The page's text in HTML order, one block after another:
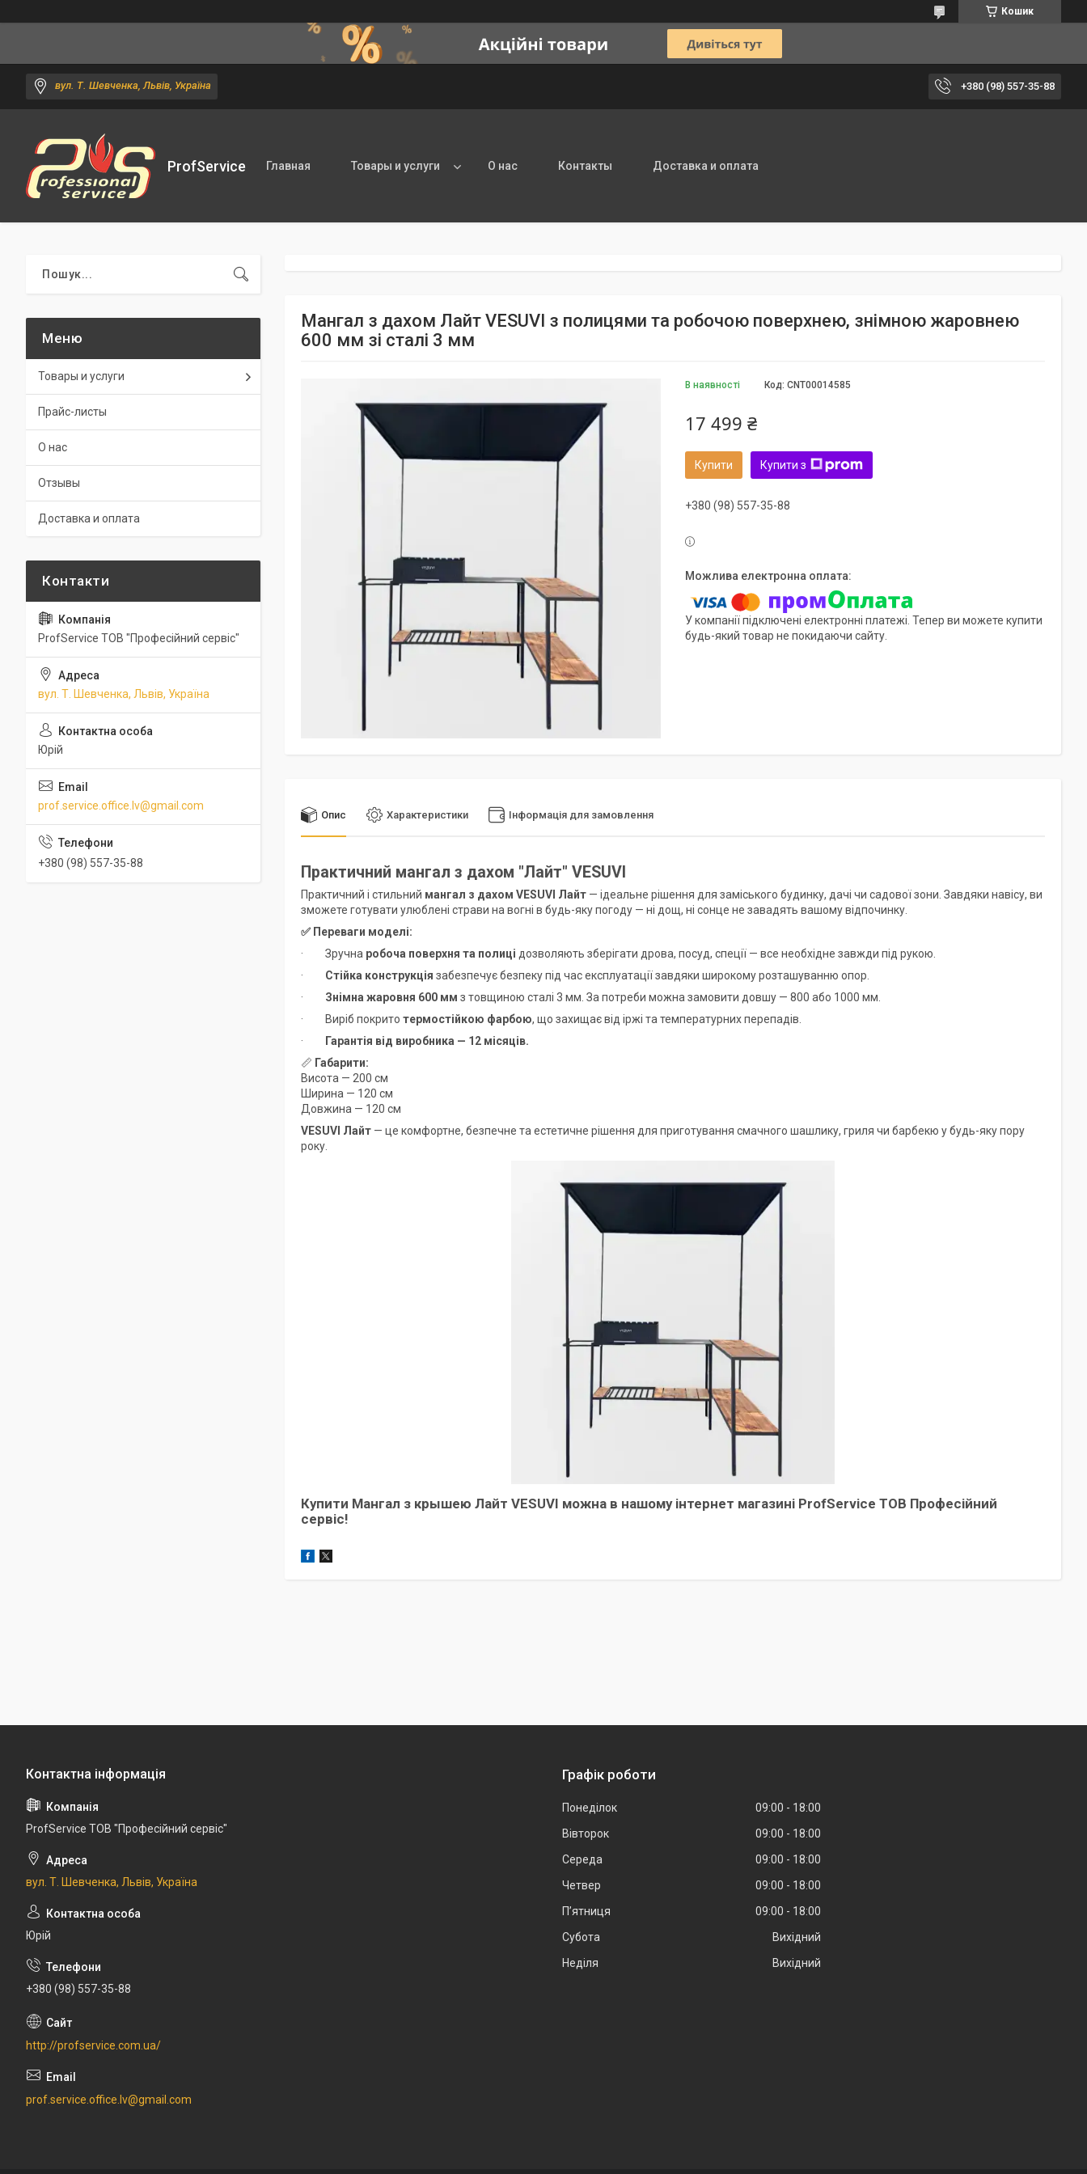
Кошик
вул. Т. Шевченка, Львів, Україна +380 (98) 557-35-88
ProfService Главная Товары и услуги О нас Контакты Доставка и оплата
Мангал з дахом Лайт VESUVI з полицями та робочою поверхнею, знімною жаровнею
600 мм зі сталі 3 мм
В наявності Код: CNT00014585
17 499 ₴
Купити Купити з
+380 (98) 557-35-88
У компанії підключені електронні платежі. Тепер ви можете купити
будь-який товар не покидаючи сайту.
Опис Характеристики Інформація для замовлення
Практичний мангал з дахом "Лайт" VESUVI
Практичний і стильний мангал з дахом VESUVI Лайт — ідеальне рішення для заміського будинку, дачі чи садової зони. Завдяки навісу, ви
зможете готувати улюблені страви на вогні в будь-яку погоду — ні дощ, ні сонце не завадять вашому відпочинку.
✅ Переваги моделі:
· Зручна робоча поверхня та полиці дозволяють зберігати дрова, посуд, спеції — все необхідне завжди під рукою.
· Стійка конструкція забезпечує безпеку під час експлуатації завдяки широкому розташуванню опор.
· Знімна жаровня 600 мм з товщиною сталі 3 мм. За потреби можна замовити довшу — 800 або 1000 мм.
· Виріб покрито термостійкою фарбою, що захищає від іржі та температурних перепадів.
·
Гарантія від виробника — 12 місяців.
📏 Габарити:
Висота — 200 см
Ширина — 120 см
Довжина — 120 см
VESUVI Лайт — це комфортне, безпечне та естетичне рішення для приготування смачного шашлику, гриля чи барбекю у будь-яку пору
року.
Купити Мангал з крышею Лайт VESUVI​​ можна в нашому інтернет магазині ProfService ТОВ Професійний
сервіс!
Товары и услуги
Прайс-листы
О нас
Отзывы
Доставка и оплата
ProfService ТОВ "Професійний сервіс"
вул. Т. Шевченка, Львів, Україна
Юрій
prof.service.office.lv@gmail.com
+380 (98) 557-35-88
ProfService ТОВ "Професійний сервіс"
вул. Т. Шевченка, Львів, Україна
Юрій
+380 (98) 557-35-88
http://profservice.com.ua/
prof.service.office.lv@gmail.com
Графік роботи
Понеділок 09:00
18:00
Вівторок
09:00
18:00
Середа
09:00
18:00
Четвер
09:00
18:00
Пʼятниця
09:00
18:00
Субота
Вихідний
Неділя
Вихідний